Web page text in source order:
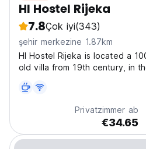
HI Hostel Rijeka
7.8Çok iyi(343)
şehir merkezine 1.87km
HI Hostel Rijeka is located a
old villa from 19th century, in
capacity of the hostel is 61
with central heating and almost
Privatzimmer ab
€34.65